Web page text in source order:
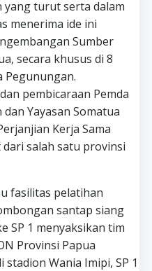
yang turut serta dalam
menerima ide ini
Sumber
secara khusus di 8
Pegunungan.
pembicaraan Pemda
Yayasan Somatua
Kerja Sama
salah satu provinsi
fasilitas pelatihan
santap siang
SP 1 menyaksikan tim
Provinsi Papua
Wania Imipi, SP 1